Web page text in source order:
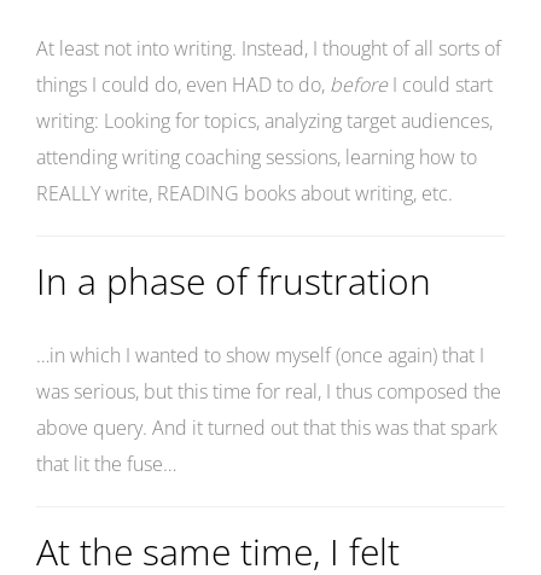
At least not into writing. Instead, I thought of all sorts of
things I could do, even HAD to do, beforeI could start
writing: Looking for topics, analyzing target audiences,
attending writing coaching sessions, learning how to
REALLY write, READING books about writing, etc.
In a phase of frustration
…in which I wanted to show myself (once again) that I
was serious, but this time for real, I thus composed the
above query. And it turned out that this was that spark
that lit the fuse…
At the same time, I felt